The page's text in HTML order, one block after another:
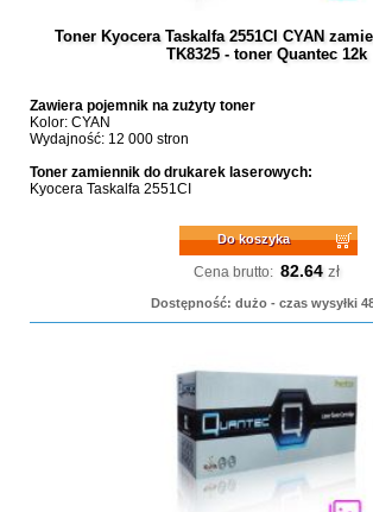
Toner Kyocera Taskalfa 2551CI CYAN
TK8325 - toner Quantec 12k
Zawiera pojemnik na zużyty toner
Kolor: CYAN
Wydajność: 12 000 stron
Toner zamiennik do drukarek laserowych:
Kyocera Taskalfa 2551CI
Do koszyka
Cena brutto: 82.64 zł
Dostępność: dużo - czas wysyłki